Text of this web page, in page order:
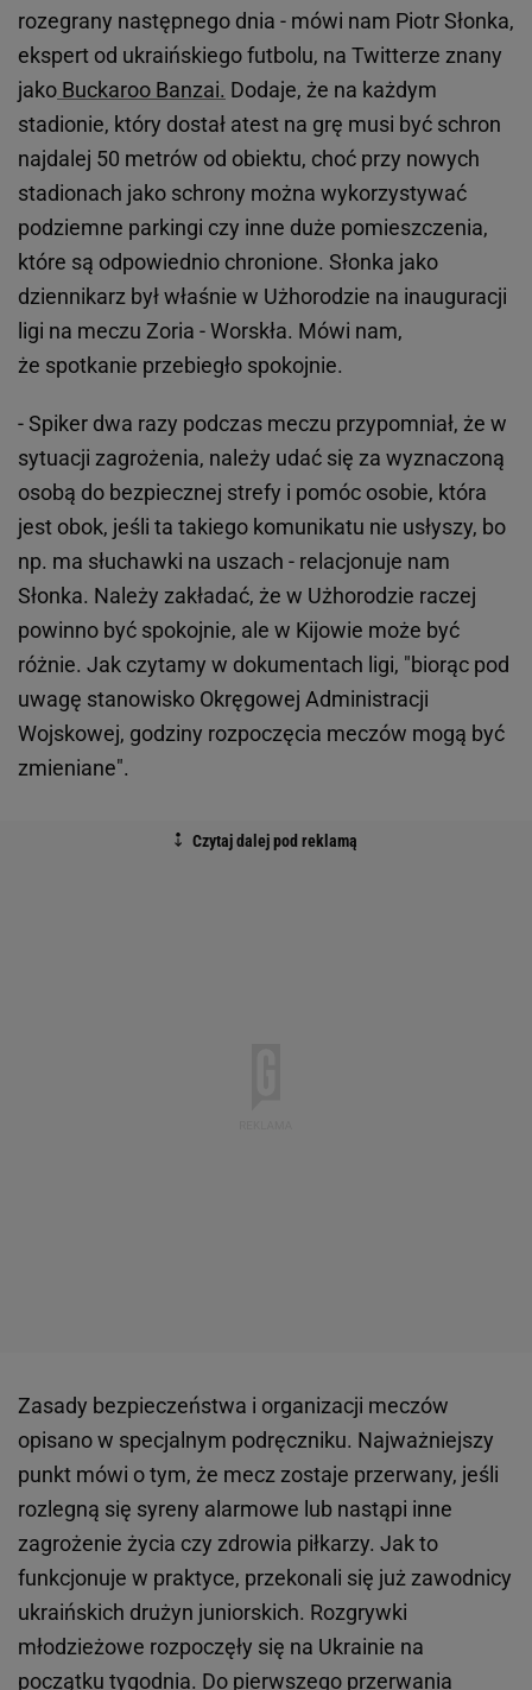
rozegrany następnego dnia - mówi nam Piotr Słonka,
ekspert od ukraińskiego futbolu, na Twitterze znany
jako Buckaroo Banzai. Dodaje, że na każdym
stadionie, który dostał atest na grę musi być schron
najdalej 50 metrów od obiektu, choć przy nowych
stadionach jako schrony można wykorzystywać
podziemne parkingi czy inne duże pomieszczenia,
które są odpowiednio chronione. Słonka jako
dziennikarz był właśnie w Użhorodzie na inauguracji
ligi na meczu Zoria - Worskła. Mówi nam,
że spotkanie przebiegło spokojnie.
- Spiker dwa razy podczas meczu przypomniał, że w
sytuacji zagrożenia, należy udać się za wyznaczoną
osobą do bezpiecznej strefy i pomóc osobie, która
jest obok, jeśli ta takiego komunikatu nie usłyszy, bo
np. ma słuchawki na uszach - relacjonuje nam
Słonka. Należy zakładać, że w Użhorodzie raczej
powinno być spokojnie, ale w Kijowie może być
różnie. Jak czytamy w dokumentach ligi, "biorąc pod
uwagę stanowisko Okręgowej Administracji
Wojskowej, godziny rozpoczęcia meczów mogą być
zmieniane".
Zasady bezpieczeństwa i organizacji meczów
opisano w specjalnym podręczniku. Najważniejszy
punkt mówi o tym, że mecz zostaje przerwany, jeśli
rozlegną się syreny alarmowe lub nastąpi inne
zagrożenie życia czy zdrowia piłkarzy. Jak to
funkcjonuje w praktyce, przekonali się już zawodnicy
ukraińskich drużyn juniorskich. Rozgrywki
młodzieżowe rozpoczęły się na Ukrainie na
początku tygodnia. Do pierwszego przerwania